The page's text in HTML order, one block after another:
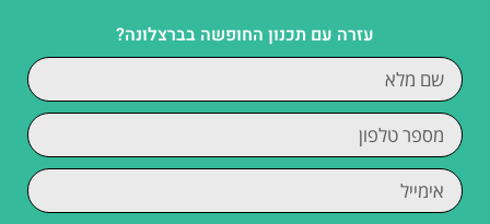
עזרה עם תכנון החופשה בברצלונה?